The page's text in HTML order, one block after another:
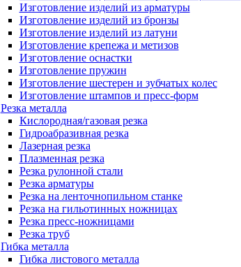
Изготовление изделий из арматуры
Изготовление изделий из бронзы
Изготовление изделий из латуни
Изготовление крепежа и метизов
Изготовление оснастки
Изготовление пружин
Изготовление шестерен и зубчатых колес
Изготовление штампов и пресс-форм
Резка металла
Кислородная/газовая резка
Гидроабразивная резка
Лазерная резка
Плазменная резка
Резка рулонной стали
Резка арматуры
Резка на ленточнопильном станке
Резка на гильотинных ножницах
Резка пресс-ножницами
Резка труб
Гибка металла
Гибка листового металла